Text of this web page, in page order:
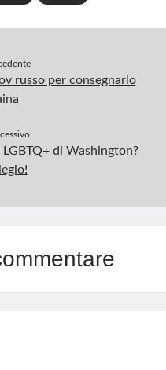
russo per consegnarlo
di Washington?